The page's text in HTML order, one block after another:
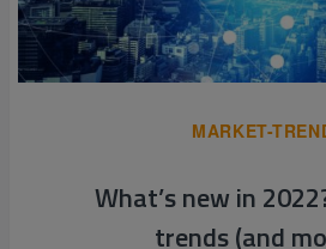
MARKET-
What’s new in
trends (and